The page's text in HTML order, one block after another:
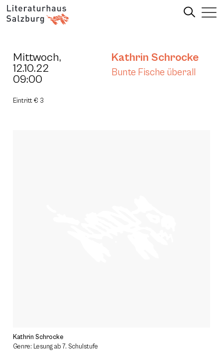
Mittwoch,
12.10.22
09:00
Kathrin Schrocke
Bunte Fische überall
Eintritt € 3
Kathrin Schrocke
Genre: Lesung ab 7. Schulstufe